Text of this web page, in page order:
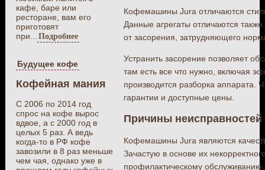
кафе, баре или
ресторане, вам его
приготовят
при...
Подробнее
Будущее кофе
Кофейная мания
С 2006 по 2014 год
спрос на кофе вырос
вдвое, а с 2000 год в
целых 5 раз. А ведь
когда-то в РФ кофе
завозили в 8 раз меньше
чем чая, однако уже в
Кофемашины Jura отличаются
Данные агрегаты отличаются
от засорения, затрудняющего
Устранить засорение позволяет
там есть все что нужно, включая
производится разборка аппарата.
гарантии и доступные цены.
Причины неисправностей
Кофемашины Jura являются
Зачастую в основе их
профилактическому обслуживанию.